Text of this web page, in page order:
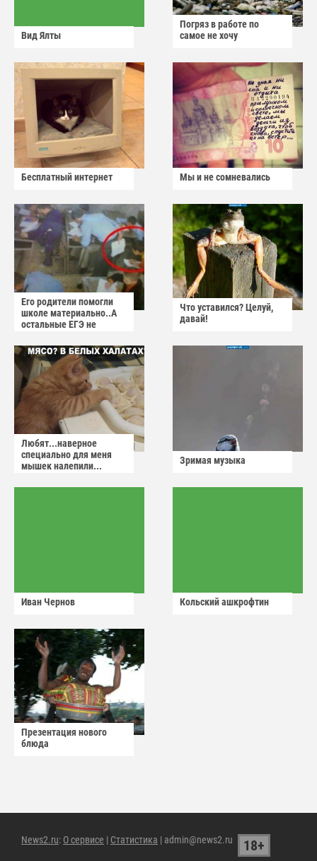
Вид Ялты
Погряз в работе по
самое не хочу
Бесплатный интернет Мы и не сомневались
Его родители помогли
школе материально..А
остальные ЕГЭ не
Что уставился? Целуй,
давай!
Любят...наверное
специально для меня
мышек налепили...
Зримая музыка
Иван Чернов Кольский ашкрофтин
Презентация нового
блюда
News2.ru: О сервисе | Статистика | admin@news2.ru 18+